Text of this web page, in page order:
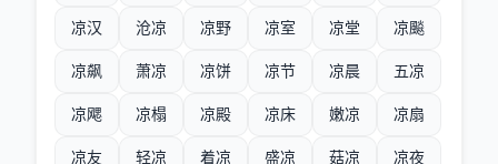
凉汉 沧凉 凉野 凉室 凉堂 凉飈
凉飙 萧凉 凉饼 凉节 凉晨 五凉
凉飔 凉榻 凉殿 凉床 嫩凉 凉扇
凉友 轻凉 着凉 盛凉 菇凉 凉夜